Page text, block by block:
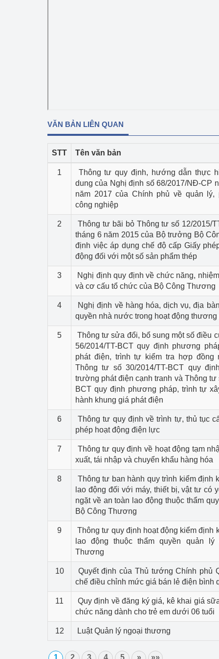
VĂN BẢN LIÊN QUAN
STT Tên văn bản
1
Thông tư quy định, hướng dẫn thực
dung của Nghị định số 68/2017/NĐ-CP
năm 2017 của Chính phủ về quản lý,
công nghiệp
2
Thông tư bãi bỏ Thông tư số 12/2015/
tháng 6 năm 2015 của Bộ trưởng Bộ
định việc áp dụng chế độ cấp Giấy
động đối với một số sản phẩm thép
3
Nghị định quy định về chức năng,
và cơ cấu tổ chức của Bộ Công Thương
4
Nghị định về hàng hóa, dịch vụ, địa
quyền nhà nước trong hoạt động thương
5
Thông tư sửa đổi, bổ sung một số điều
56/2014/TT-BCT quy định phương
phát điện, trình tự kiểm tra hợp đồng
Thông tư số 30/2014/TT-BCT quy
trường phát điện cạnh tranh và Thông tư
BCT quy định phương pháp, trình tự
hành khung giá phát điện
6
Thông tư quy định về trình tự, thủ tục
phép hoạt động điện lực
7
Thông tư quy định về hoạt động tạm
xuất, tái nhập và chuyển khẩu hàng hóa
8
Thông tư ban hành quy trình kiểm định
lao động đối với máy, thiết bị, vật tư có
ngặt về an toàn lao động thuộc thẩm
Bộ Công Thương
9
Thông tư quy định hoạt động kiểm định
lao động thuộc thẩm quyền quản lý
Thương
10
Quyết định của Thủ tướng Chính phủ
chế điều chỉnh mức giá bán lẻ điện bình
11
Quy định về đăng ký giá, kê khai giá
chức năng dành cho trẻ em dưới 06 tuổi
12 Luật Quản lý ngoại thương
1 2 3 4 5 » »»